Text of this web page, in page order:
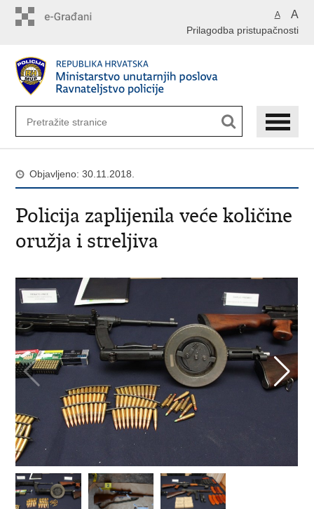
A A
Prilagodba pristupačnosti
Objavljeno: 30.11.2018.
Policija zaplijenila veće količine
oružja i streljiva